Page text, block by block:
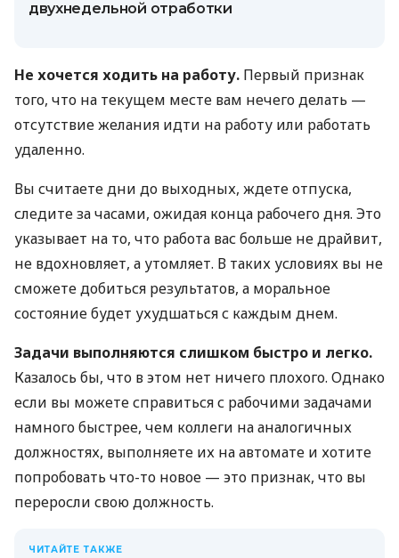
двухнедельной отработки
Не хочется ходить на работу. Первый признак
того, что на текущем месте вам нечего делать —
отсутствие желания идти на работу или работать
удаленно.
Вы считаете дни до выходных, ждете отпуска,
следите за часами, ожидая конца рабочего дня. Это
указывает на то, что работа вас больше не драйвит,
не вдохновляет, а утомляет. В таких условиях вы не
сможете добиться результатов, а моральное
состояние будет ухудшаться с каждым днем.
Задачи выполняются слишком быстро и легко.
Казалось бы, что в этом нет ничего плохого. Однако
если вы можете справиться с рабочими задачами
намного быстрее, чем коллеги на аналогичных
должностях, выполняете их на автомате и хотите
попробовать что-то новое — это признак, что вы
переросли свою должность.
ЧИТАЙТЕ ТАКЖЕ